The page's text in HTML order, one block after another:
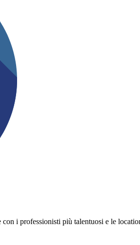
i professionisti più talentuosi e le